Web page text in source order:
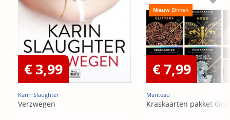
€ 3,99
Karin Slaughter
Verzwegen
Nieuw Binnen
€ 7,99
Manteau
Kraskaarten pakket 6in1